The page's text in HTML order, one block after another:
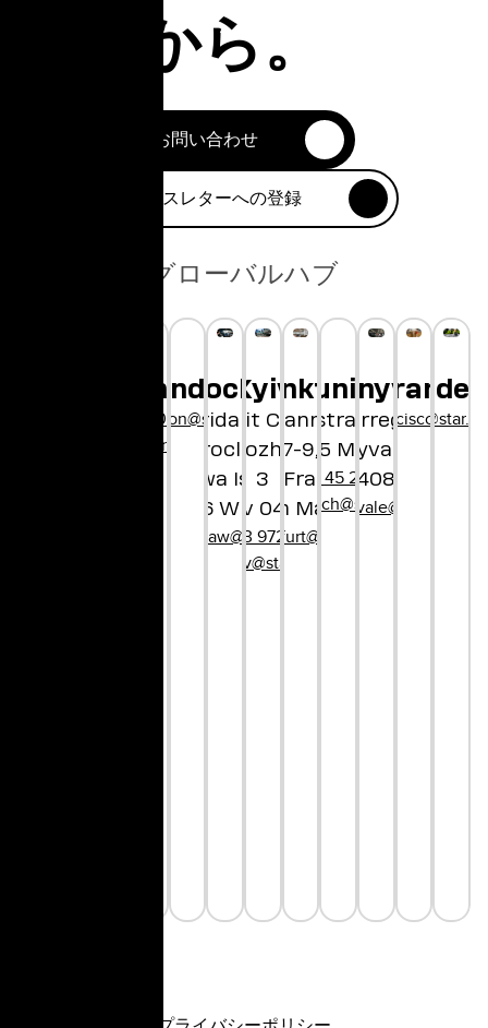
今日から。
お問い合わせ
ニュースレターへの登録
グローバルハブ
Shanghai
hellochina@star.global
Copenhagen
+45 29 90 01 97
hellocopenhagen@star.global
London
hellolondon@star.global
Wroclaw
Concorida Design
Wroclaw
Słodowa Island 7
50-266 Wrocław
hellowroclaw@star.global
Kyiv
Unit City
Dorohozhytska,
3
Kyiv 04112
+380 63 972 06 60
hellokyiv@star.global
Frankfurt
Bethmannstraße
7-9,
60311 Frankfurt
am Main
hellofrankfurt@star.global
Munich
Bayerstrasse 85
80335 Munich
+49 89 45 21 61 80
hellomunich@star.global
Sunnyvale
1250 Borregas Ave
Sunnyvale, CA
94089
hellosunnyvale@star.global
San